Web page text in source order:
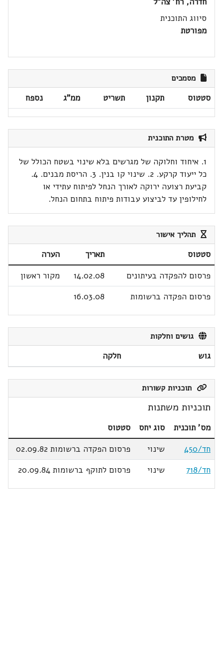
סיווג התוכנית
מפורטת
מסמכים
סטטוס תקנון תשריט ממ"ג נספח
מטרת התוכנית
1. איחוד וחלוקה של מגרשים בלא שינוי בשטח הכולל של
כל ייעוד קרקע. 2. שינוי קו בנין. 3. הריסת מבנים. 4.
קביעת רצועה ירוקה לאורך הנחל לפיתוח עתידי או
לחילופין עד לביצוע עבודות פיתוח בתחום הנחל.
תהליך אישור
סטטוס תאריך
הערה
פרסום להפקדה בעיתונים
14.02.08
מקור ראשון
פרסום הפקדה ברשומות
16.03.08
גושים וחלקות
גוש חלקה
תוכניות קשורות
תוכניות משתנות
מס' תוכנית סוג יחס
סטטוס
חד/450
שינוי
פרסום הפקדה ברשומות 02.09.82
חד/718
שינוי פרסום לתוקף ברשומות 20.09.84